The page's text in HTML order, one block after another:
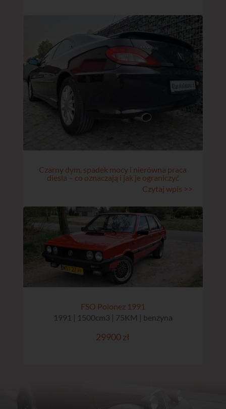
Czarny dym, spadek mocy i nierówna praca
diesla – co oznaczają i jak je ograniczyć
Czytaj wpis >>
FSO Polonez 1991
1991 | 1500cm3 | 75KM | benzyna
29900 zł